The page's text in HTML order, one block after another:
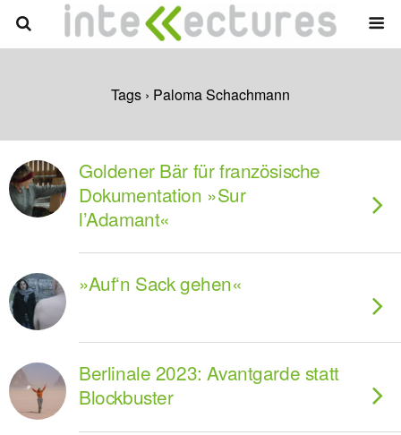
Tags › Paloma Schachmann
Goldener Bär für französische
Dokumentation »Sur
l’Adamant«
»Auf‘n Sack gehen«
Berlinale 2023: Avantgarde statt
Blockbuster